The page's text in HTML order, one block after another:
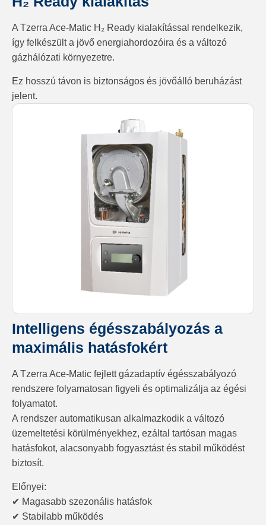
A Tzerra Ace-Matic H₂ Ready kialakítással rendelkezik,
így felkészült a jövő energiahordozóira és a változó
gázhálózati környezetre.
Ez hosszú távon is biztonságos és jövőálló beruházást
jelent.
Intelligens égésszabályozás a
maximális hatásfokért
A Tzerra Ace-Matic fejlett gázadaptív égésszabályozó
rendszere folyamatosan figyeli és optimalizálja az égési
folyamatot.
A rendszer automatikusan alkalmazkodik a változó
üzemeltetési körülményekhez, ezáltal tartósan magas
hatásfokot, alacsonyabb fogyasztást és stabil működést
biztosít.
Előnyei:
✔ Magasabb szezonális hatásfok
✔ Stabilabb működés